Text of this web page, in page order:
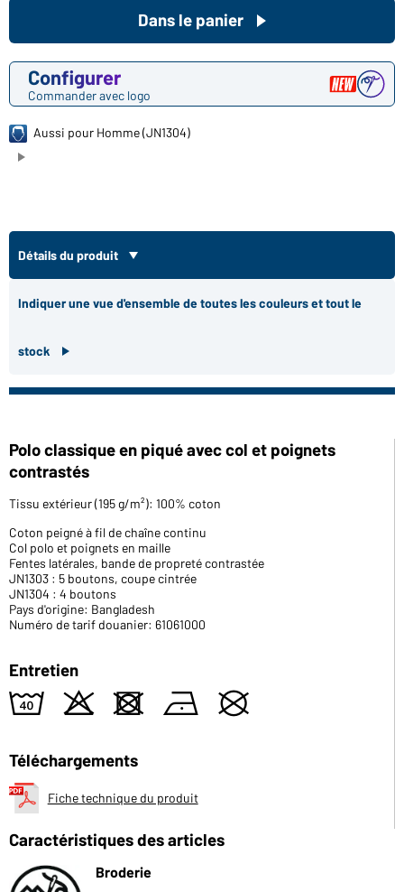
Configurer
Commander avec logo
Dans le panier
Aussi pour Homme (JN1304)
Détails du produit
Indiquer une vue d'ensemble de toutes les couleurs et tout le
stock
Polo classique en piqué avec col et poignets
contrastés
Tissu extérieur (195 g/m²): 100% coton
Coton peigné à fil de chaîne continu
Col polo et poignets en maille
Fentes latérales, bande de propreté contrastée
JN1303 : 5 boutons, coupe cintrée
JN1304 : 4 boutons
Pays d'origine: Bangladesh
Numéro de tarif douanier: 61061000
Entretien
8 o d n U
Téléchargements
Fiche technique du produit
Caractéristiques des articles
Broderie